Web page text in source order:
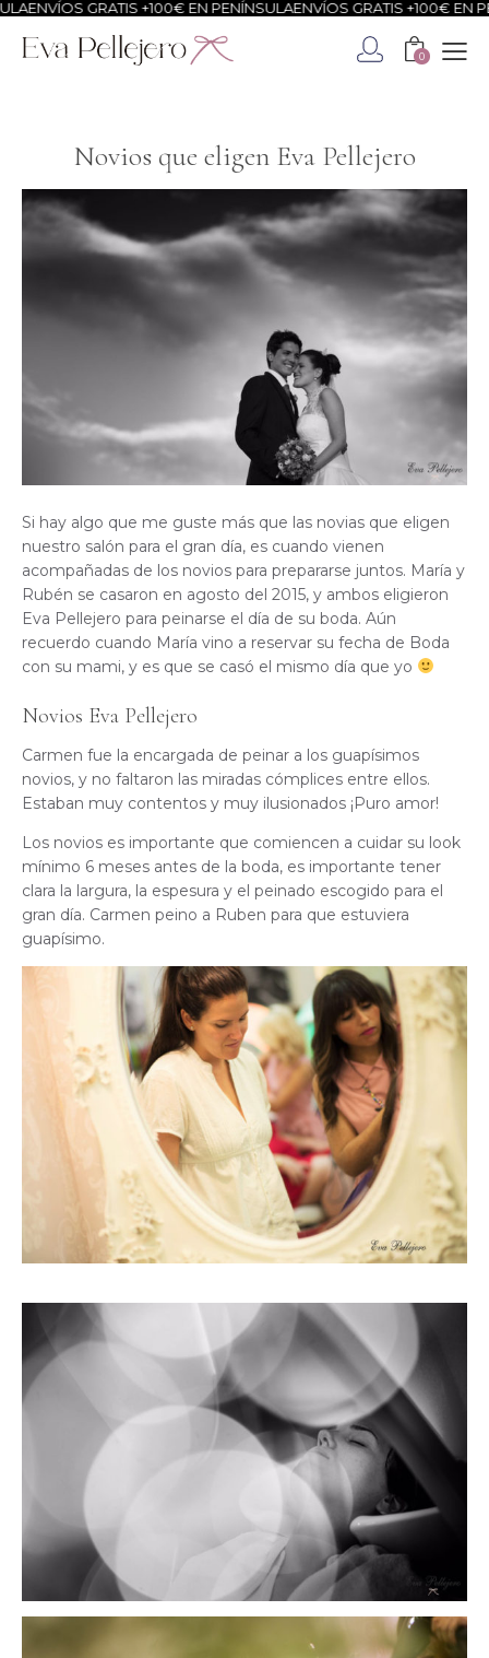
GRATIS +100€ EN PENÍNSULAENVÍOS GRATIS +100€ EN
0
Novios que eligen Eva Pellejero
Si hay algo que me guste más que las novias que eligen
nuestro salón para el gran día, es cuando vienen
acompañadas de los novios para prepararse juntos. María y
Rubén se casaron en agosto del 2015, y ambos eligieron
Eva Pellejero para peinarse el día de su boda. Aún
recuerdo cuando María vino a reservar su fecha de Boda
con su mami, y es que se casó el mismo día que yo
Novios Eva Pellejero
Carmen fue la encargada de peinar a los guapísimos
novios, y no faltaron las miradas cómplices entre ellos.
Estaban muy contentos y muy ilusionados ¡Puro amor!
Los novios es importante que comiencen a cuidar su look
mínimo 6 meses antes de la boda, es importante tener
clara la largura, la espesura y el peinado escogido para el
gran día. Carmen peino a Ruben para que estuviera
guapísimo.